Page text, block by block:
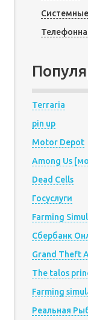
Системные
Terraria
pin up
Motor Depot
Among Us
Dead Cells
Госуслуги
Farming
Сбербанк
Grand Theft
The talos
Farming
Реальная